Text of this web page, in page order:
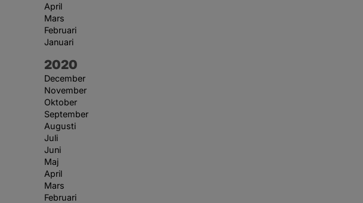
April
Mars
Februari
Januari
År:
2020
December
November
Oktober
September
Augusti
Juli
Juni
Maj
April
Mars
Februari